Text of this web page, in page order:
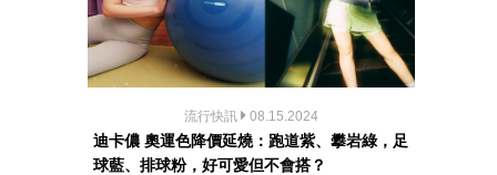
流行快訊 08.15.2024
迪卡儂 奧運色降價延燒：跑道紫、攀岩綠，足
球藍、排球粉，好可愛但不會搭？